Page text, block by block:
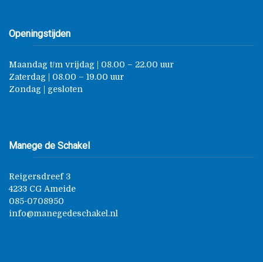
Openingstijden
Maandag t/m vrijdag | 08.00 – 22.00 uur
Zaterdag | 08.00 – 19.00 uur
Zondag | gesloten
Manege de Schakel
Reigersdreef 3
4233 CG Ameide
085-0708950
info@manegedeschakel.nl